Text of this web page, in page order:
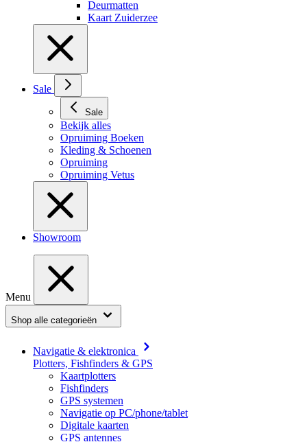
Deurmatten
Kaart Zuiderzee
Sale
Sale
Bekijk alles
Opruiming Boeken
Kleding & Schoenen
Opruiming
Opruiming Vetus
Showroom
Menu
Shop alle categorieën
Navigatie & elektronica
Plotters, Fishfinders & GPS
Kaartplotters
Fishfinders
GPS systemen
Navigatie op PC/phone/tablet
Digitale kaarten
GPS antennes